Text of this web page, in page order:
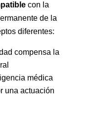
con la
de la
diferentes:
compensa la
médica
una actuación